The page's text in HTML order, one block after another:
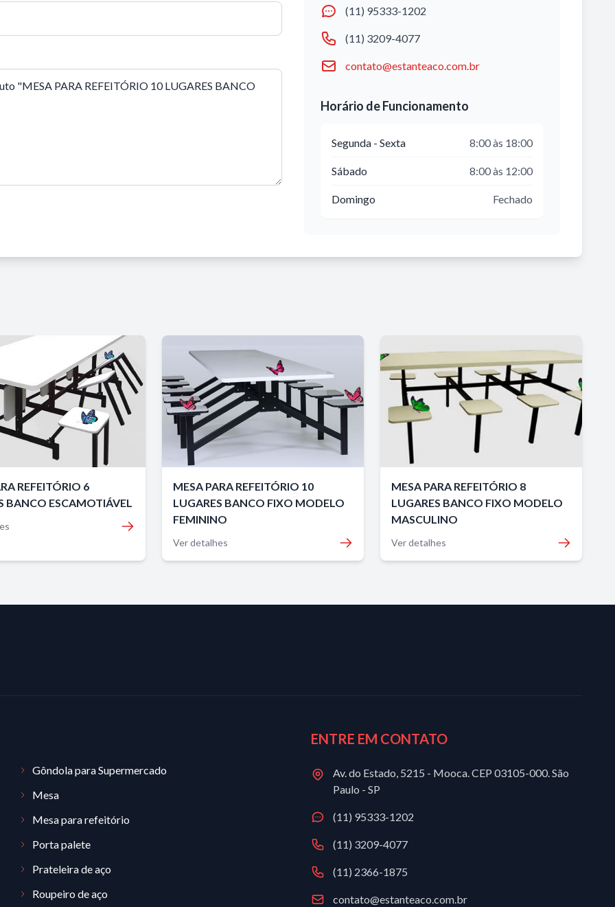
(11) 95333-1202
(11) 3209-4077
contato@estanteaco.com.br
Horário de Funcionamento
Segunda - Sexta 8:00 às 18:00
Sábado 8:00 às 12:00
Domingo Fechado
REFEITÓRIO 6
BANCO ESCAMOTIÁVEL
MESA PARA REFEITÓRIO 10
LUGARES BANCO FIXO MODELO
FEMININO
Ver detalhes
MESA PARA REFEITÓRIO 8
LUGARES BANCO FIXO MODELO
MASCULINO
Ver detalhes
Gôndola para Supermercado
Mesa
Mesa para refeitório
Porta palete
Prateleira de aço
Roupeiro de aço
ENTRE EM CONTATO
Av. do Estado, 5215 - Mooca. CEP 03105-000. São
Paulo - SP
(11) 95333-1202
(11) 3209-4077
(11) 2366-1875
contato@estanteaco.com.br